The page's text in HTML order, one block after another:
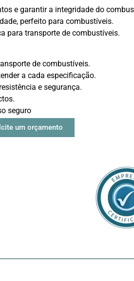
e garantir a integridade do
perfeito para combustíveis.
para transporte de combustíveis.
de combustíveis.
a cada especificação.
e segurança.
seguro
um orçamento